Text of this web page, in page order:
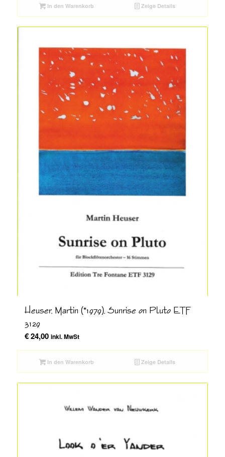
In den Warenkorb Zeige Details
Heuser, Martin (*1979), Sunrise on Pluto ETF
3129
€24,00 inkl. MwSt
In den Warenkorb Zeige Details